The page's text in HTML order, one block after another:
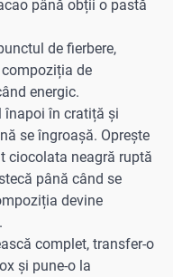
până obții o pastă
de fierbere,
de
energic.
înapoi în cratiță și
se îngroașă. Oprește
ciocolata neagră ruptă
până când se
devine
complet, transfer-o
și pune-o la